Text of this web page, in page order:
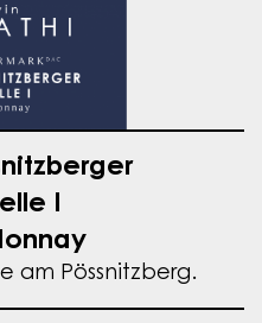
I
am Pössnitzberg.